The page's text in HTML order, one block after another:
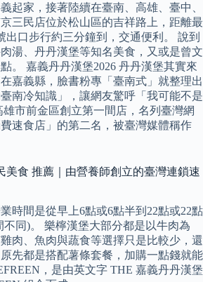
起家，接著陸續在臺南、高雄、臺中、
三民店位於松山區的吉祥路上，距離最
出口步行約三分鐘到，交通便利。 說到
湯、丹丹漢堡等知名美食，又或是曾文
。 嘉義丹丹漢堡2026 丹丹漢堡其實來
嘉義縣，臉書粉專「臺南式」就整理出
臺南冷知識」，讓網友驚呼「我可能不是
雄市前金區創立第一間店，名列臺灣網
速食店」的第二名，被臺灣媒體稱作
美食 推薦｜由營養師創立的臺灣連鎖速
時間是從早上6點或6點半到22點或22點
不同)。 樂檸漢堡大部分都是以牛肉為
肉、魚肉與蔬食等選擇只是比較少，還
先都是搭配薯條套餐，加購一點錢就能
，是由英文字 THE 嘉義丹丹漢堡